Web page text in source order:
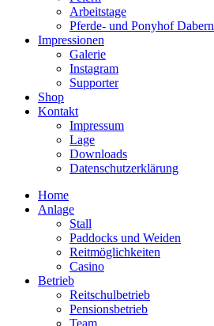
Arbeitstage
Pferde- und Ponyhof Dabern
Impressionen
Galerie
Instagram
Supporter
Shop
Kontakt
Impressum
Lage
Downloads
Datenschutzerklärung
Home
Anlage
Stall
Paddocks und Weiden
Reitmöglichkeiten
Casino
Betrieb
Reitschulbetrieb
Pensionsbetrieb
Team